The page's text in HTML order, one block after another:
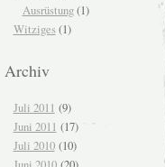
Ausrüstung(1)
Witziges(1)
Archiv
Juli 2011 (9)
Juni 2011 (17)
Juli 2010(10)